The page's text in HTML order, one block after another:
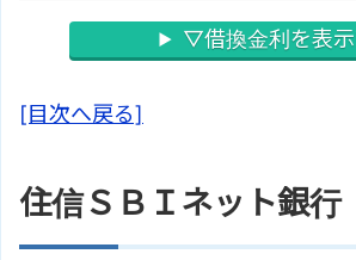
▽借換金利を表
[目次へ戻る]
住信ＳＢＩネット銀行